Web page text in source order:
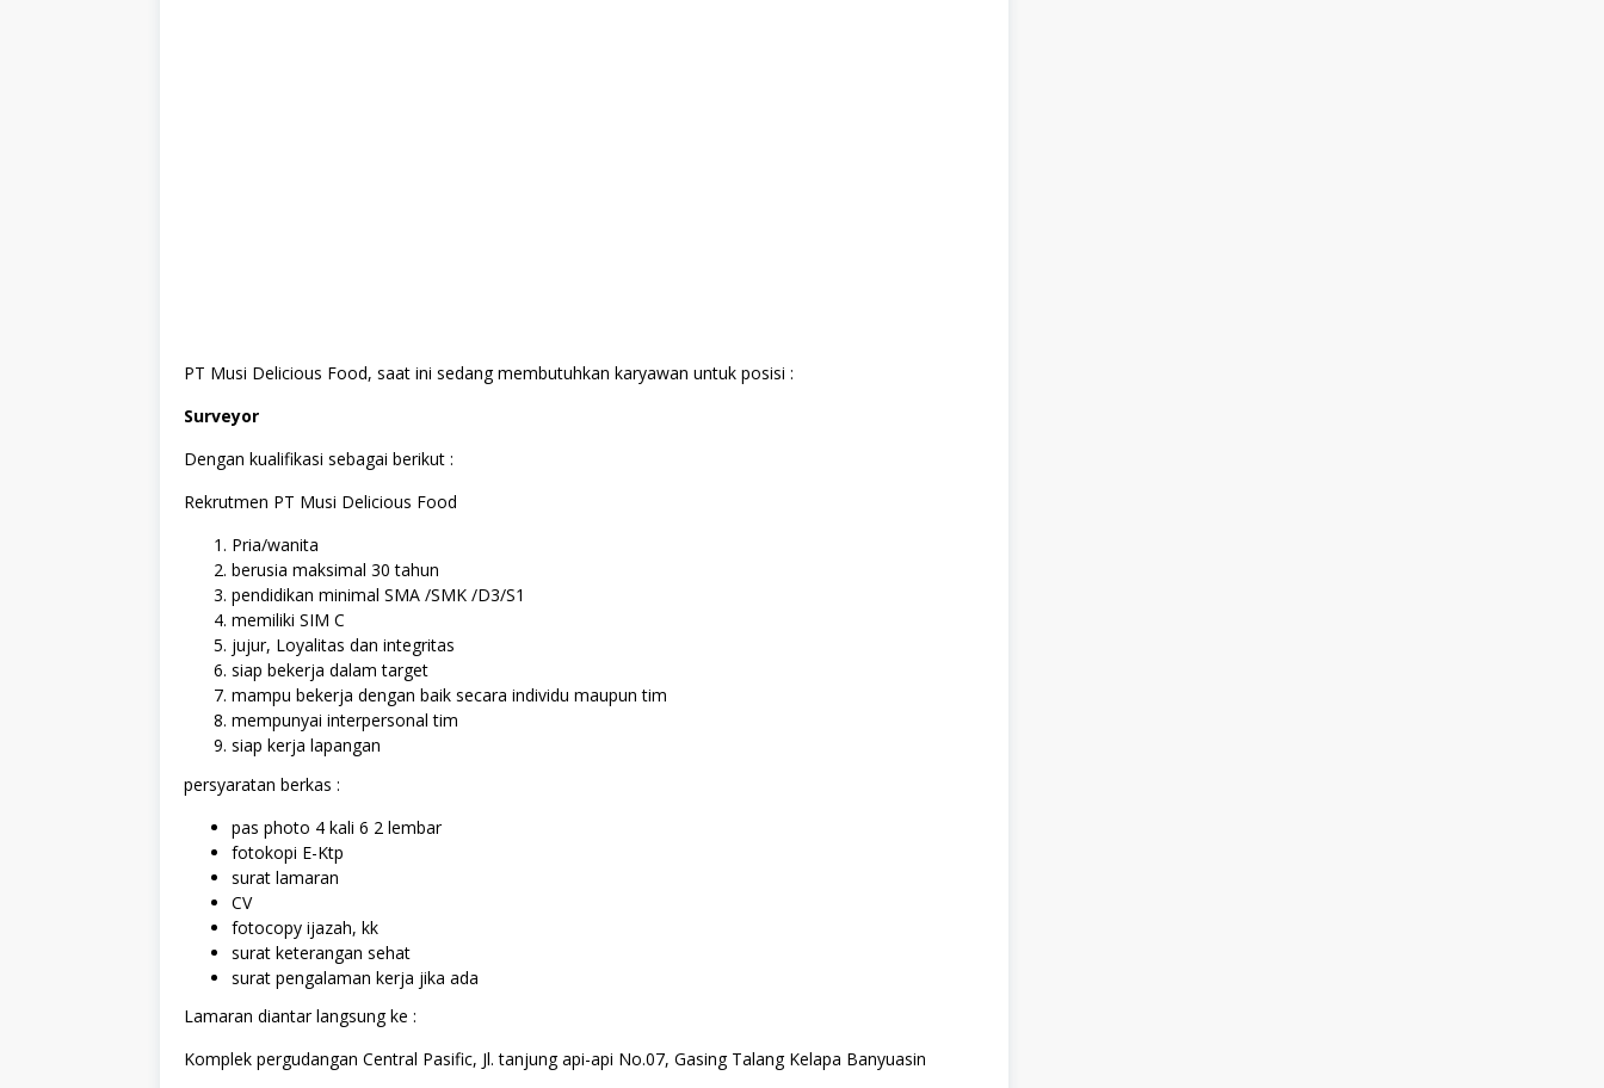
PT Musi Delicious Food, saat ini sedang membutuhkan karyawan untuk posisi :
Surveyor
Dengan kualifikasi sebagai berikut :
Rekrutmen PT Musi Delicious Food
Pria/wanita
berusia maksimal 30 tahun
pendidikan minimal SMA /SMK /D3/S1
memiliki SIM C
jujur, Loyalitas dan integritas
siap bekerja dalam target
mampu bekerja dengan baik secara individu maupun tim
mempunyai interpersonal tim
siap kerja lapangan
persyaratan berkas :
pas photo 4 kali 6 2 lembar
fotokopi E-Ktp
surat lamaran
CV
fotocopy ijazah, kk
surat keterangan sehat
surat pengalaman kerja jika ada
Lamaran diantar langsung ke :
Komplek pergudangan Central Pasific, Jl. tanjung api-api No.07, Gasing Talang Kelapa Banyuasin